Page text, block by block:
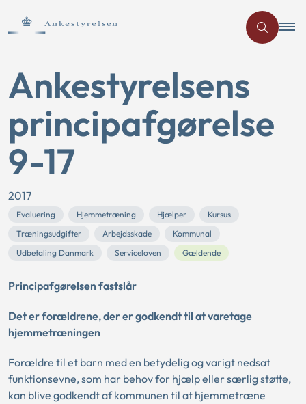
Ankestyrelsens
principafgørelse
9-17
2017
Evaluering Hjemmetræning Hjælper
Kursus
Træningsudgifter
Arbejdsskade
Kommunal
Udbetaling Danmark
Serviceloven Gældende
Principafgørelsen fastslår
Det er forældrene, der er godkendt til at varetage
hjemmetræningen
Forældre til et barn med en betydelig og varigt nedsat
funktionsevne, som har behov for hjælp eller særlig støtte,
kan blive godkendt af kommunen til at hjemmetræne